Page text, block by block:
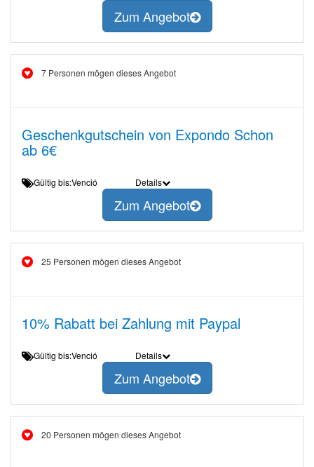
Zum Angebot
7 Personen mögen dieses Angebot
Geschenkgutschein von Expondo Schon
ab 6€
Gültig bis:Venció Details
Zum Angebot
25 Personen mögen dieses Angebot
10% Rabatt bei Zahlung mit Paypal
Gültig bis:Venció Details
Zum Angebot
20 Personen mögen dieses Angebot